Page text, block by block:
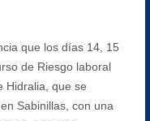
que los días 14, 15
de Riesgo laboral
Hidralia, que se
Sabinillas, con una